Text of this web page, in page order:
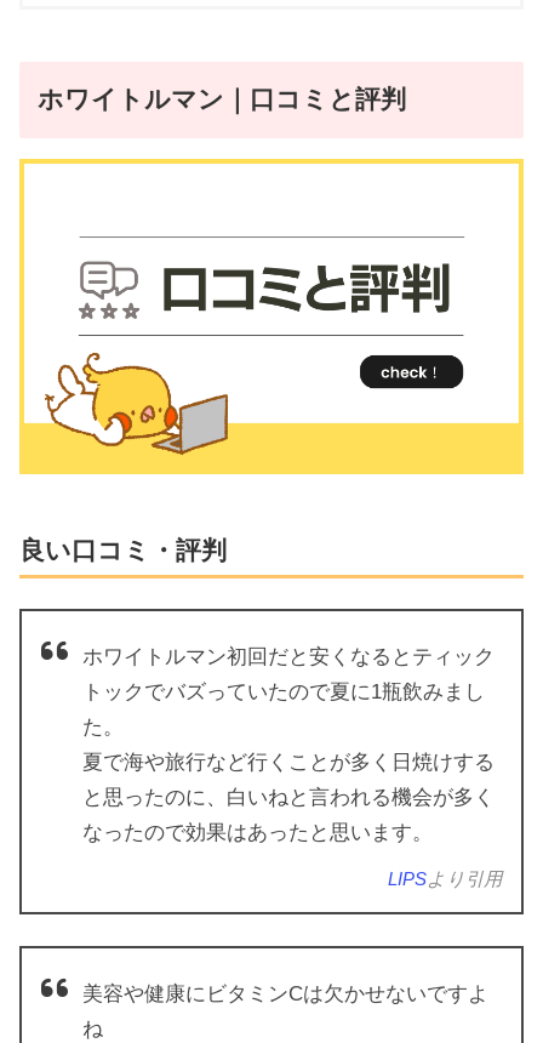
ホワイトルマン｜口コミと評判
良い口コミ・評判
ホワイトルマン初回だと安くなるとティック
トックでバズっていたので夏に1瓶飲みまし
た。
夏で海や旅行など行くことが多く日焼けする
と思ったのに、白いねと言われる機会が多く
なったので効果はあったと思います。
LIPSより引用
美容や健康にビタミンCは欠かせないですよ
ね